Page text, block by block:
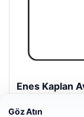
Enes Kaplan
Göz Atın